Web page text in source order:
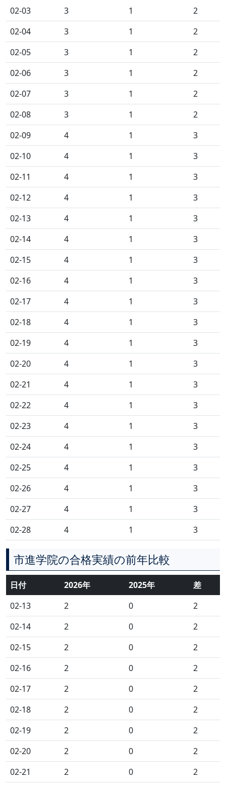
02-03 3 1
2
02-04
3 1
2
02-05
3 1
2
02-06
3 1
2
02-07
3 1
2
02-08
3 1
2
02-09
4 1
3
02-10
4 1
3
02-11
4 1
3
02-12
4 1
3
02-13
4 1
3
02-14
4 1
3
02-15
4 1
3
02-16
4 1
3
02-17
4 1
3
02-18
4 1
3
02-19
4 1
3
02-20
4 1
3
02-21
4 1
3
02-22
4 1
3
02-23
4 1
3
02-24
4 1
3
02-25
4 1
3
02-26
4 1
3
02-27
4 1
3
02-28
4 1 3
市進学院の合格実績の前年比較
日付 2026年 2025年
差
02-13
2 0
2
02-14
2 0
2
02-15
2 0
2
02-16
2 0
2
02-17
2 0
2
02-18
2 0
2
02-19
2 0
2
02-20
2 0
2
02-21
2 0
2